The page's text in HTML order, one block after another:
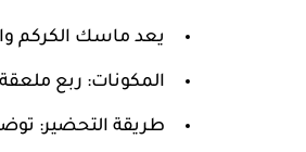
يعد ماسك الكركم
المكونات: ربع
طريقة التحضير: